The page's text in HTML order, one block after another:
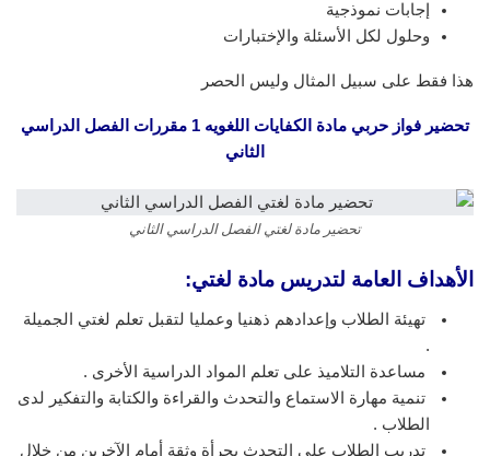
إجابات نموذجية
وحلول لكل الأسئلة والإختبارات
هذا فقط على سبيل المثال وليس الحصر
تحضير فواز حربي مادة الكفايات اللغويه 1 مقررات الفصل الدراسي
الثاني
تحضير مادة لغتي الفصل الدراسي الثاني
الأهداف العامة لتدريس مادة لغتي:
تهيئة الطلاب وإعدادهم ذهنيا وعمليا لتقبل تعلم لغتي الجميلة
.
مساعدة التلاميذ على تعلم المواد الدراسية الأخرى .
تنمية مهارة الاستماع والتحدث والقراءة والكتابة والتفكير لدى
الطلاب .
تدريب الطلاب على التحدث بجرأة وثقة أمام الآخرين من خلال